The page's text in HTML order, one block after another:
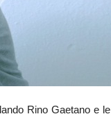
Rino Gaetano e le